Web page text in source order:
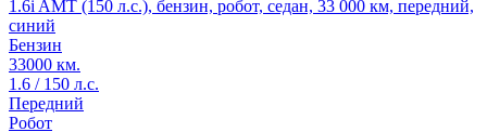
1.6i AMT (150 л.с.), бензин, робот, седан, 33 000 км, передний,
синий
Бензин
33000 км.
1.6 / 150 л.с.
Передний
Робот